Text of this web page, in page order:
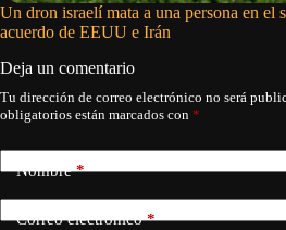
Un dron israelí mata a una persona en el
acuerdo de EEUU e Irán
Deja un comentario
Tu dirección de correo electrónico no será
obligatorios están marcados con *
Nombre*
Correo electrónico*